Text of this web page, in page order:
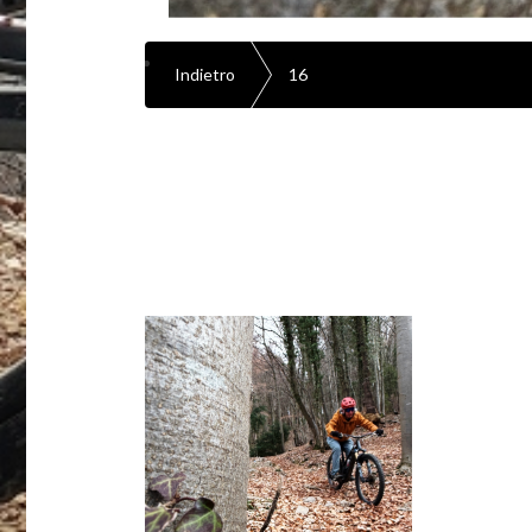
Indietro 16